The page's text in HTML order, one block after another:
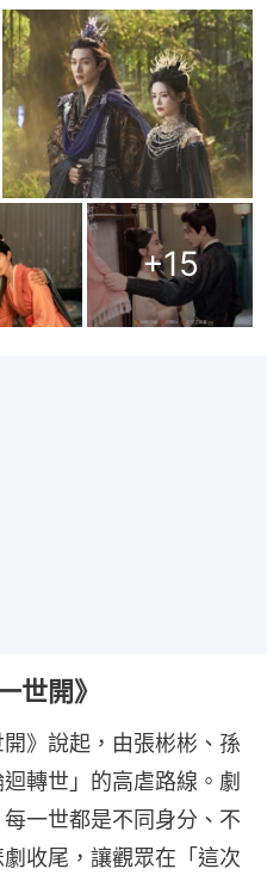
+15
世開》
》說起，由張彬彬、孫
轉世」的高虐路線。劇
一世都是不同身分、不
收尾，讓觀眾在「這次